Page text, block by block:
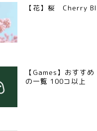
【花】桜 Cherry
【Games】おすすめ
の一覧 100コ以上